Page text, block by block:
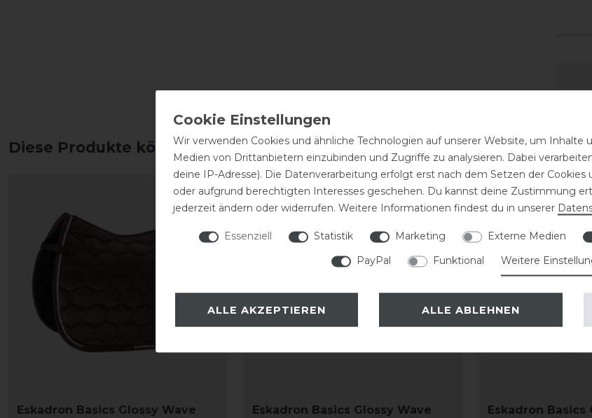
Diese Produkte könnten dich auch interessieren
Eskadron Basics Glossy Wave
Eskadron Basics Glossy Wave
Eskadron Basics
Wir verwenden Cookies und ähnliche Technologien auf unserer Website, um Inhalte
Medien von Drittanbietern einzubinden und Zugriffe zu analysieren. Dabei
deine IP-Adresse). Die Datenverarbeitung erfolgt erst nach dem Setzen der
oder aufgrund berechtigten Interesses geschehen. Du kannst deine Zustimmung
jederzeit ändern oder widerrufen. Weitere Informationen findest du in unserer
Essenziell Statistik Marketing Externe Medien
PayPal
Funktional Weitere
ALLE AKZEPTIEREN ALLE ABLEHNEN